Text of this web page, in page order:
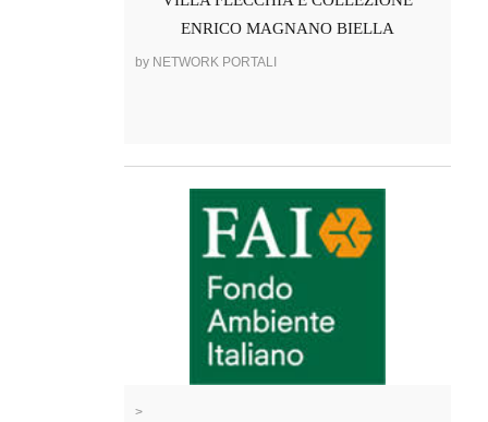
ENRICO MAGNANO BIELLA
by NETWORK PORTALI
>